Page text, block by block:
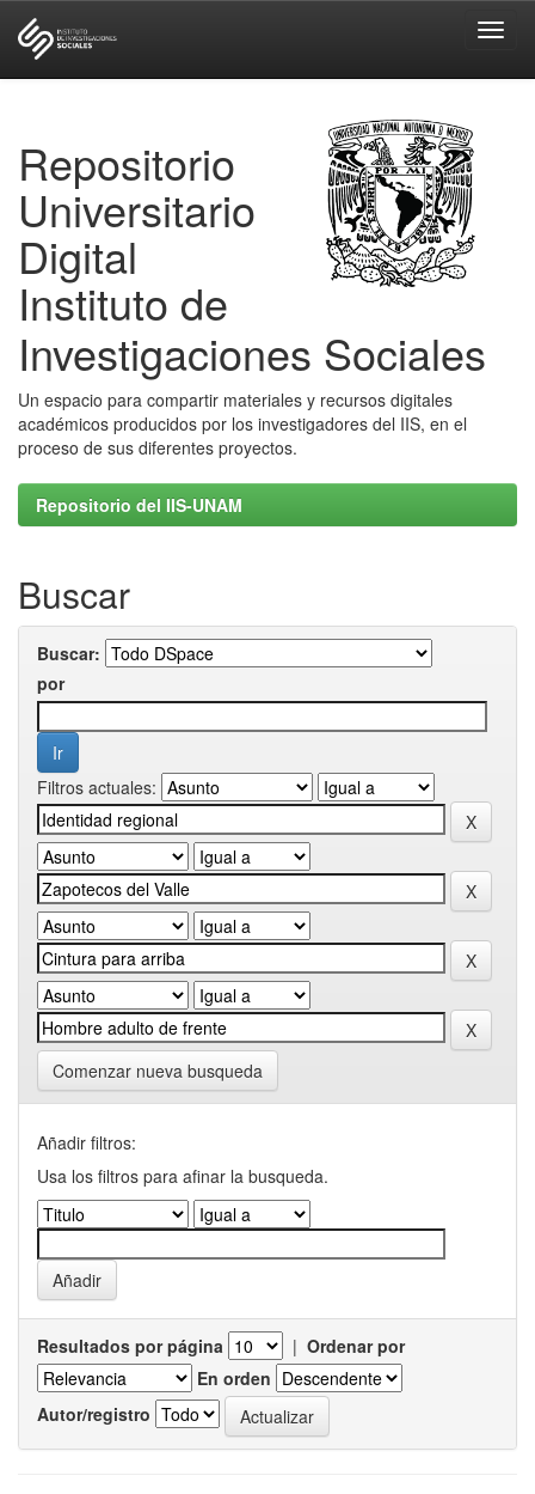
Repositorio
Universitario
Digital
Instituto de
Investigaciones Sociales
Un espacio para compartir materiales y recursos digitales
académicos producidos por los investigadores del IIS, en el
proceso de sus diferentes proyectos.
Repositorio del IIS-UNAM
Buscar
Buscar:
por
Filtros actuales:
Comenzar nueva busqueda
Añadir filtros:
Usa los filtros para afinar la busqueda.
Resultados por página | Ordenar por
En orden
Autor/registro